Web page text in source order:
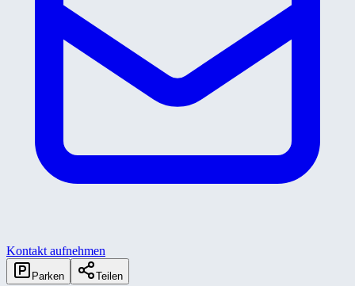
Kontakt aufnehmen
Parken Teilen